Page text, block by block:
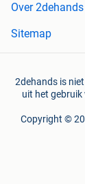
Over 2dehands
Sitemap
2dehands is
uit het
Copyright ©